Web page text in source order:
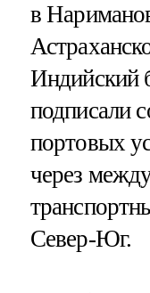
в
Индийский
подписали
портовых
через
Север-Юг.